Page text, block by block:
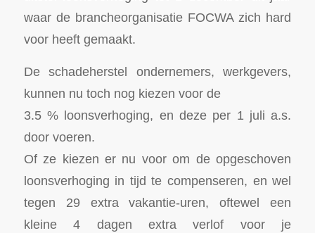
waar de brancheorganisatie FOCWA zich hard
voor heeft gemaakt.
De schadeherstel ondernemers, werkgevers,
kunnen nu toch nog kiezen voor de
3.5 % loonsverhoging, en deze per 1 juli a.s.
door voeren.
Of ze kiezen er nu voor om de opgeschoven
loonsverhoging in tijd te compenseren, en wel
tegen 29 extra vakantie-uren, oftewel een
kleine 4 dagen extra verlof voor je